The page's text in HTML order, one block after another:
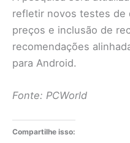
refletir novos testes de
preços e inclusão de
recomendações
para Android.
Fonte: PCWorld
Compartilhe isso: